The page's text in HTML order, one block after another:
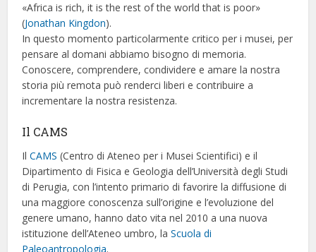
«Africa is rich, it is the rest of the world that is poor»
(Jonathan Kingdon).
In questo momento particolarmente critico per i musei, per
pensare al domani abbiamo bisogno di memoria.
Conoscere, comprendere, condividere e amare la nostra
storia più remota può renderci liberi e contribuire a
incrementare la nostra resistenza.
Il CAMS
IlCAMS (Centro di Ateneo per i Musei Scientifici) e il
Dipartimento di Fisica e Geologia dell’Università degli Studi
di Perugia, con l’intento primario di favorire la diffusione di
una maggiore conoscenza sull’origine e l’evoluzione del
genere umano, hanno dato vita nel 2010 a una nuova
istituzione dell’Ateneo umbro, laScuola di
Paleoantropologia.